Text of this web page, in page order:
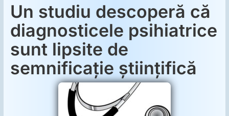
Psihiatrie
Neurologie
Intoleranţa la gluten
Un studiu descoperă că
diagnosticele psihiatrice
sunt lipsite de
semnificație științifică